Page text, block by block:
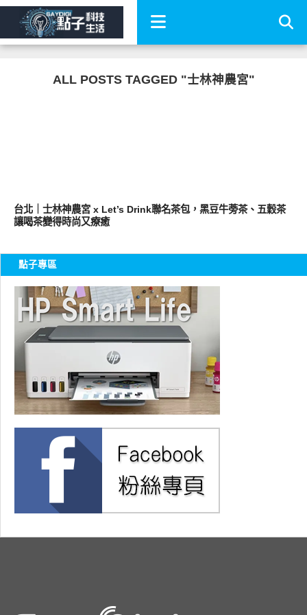
ALL POSTS TAGGED "士林神農宮"
台北｜士林神農宮 x Let’s Drink聯名茶包，黑豆牛蒡茶、五穀茶
讓喝茶變得時尚又療癒
點子專區